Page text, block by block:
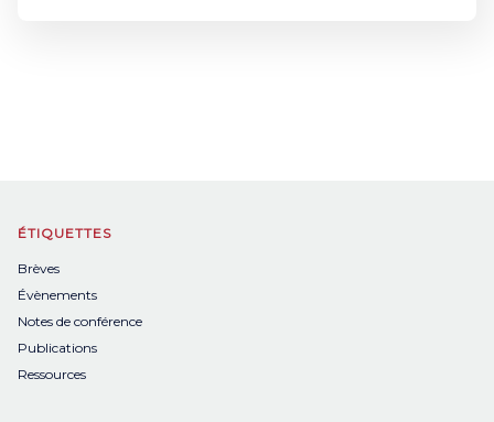
ÉTIQUETTES
Brèves
Évènements
Notes de conférence
Publications
Ressources